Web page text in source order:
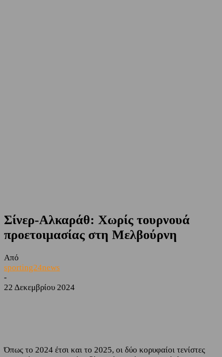
Σίνερ-Αλκαράθ: Χωρίς τουρνουά
προετοιμασίας στη Μελβούρνη
Από
sporting24news
-
22 Δεκεμβρίου 2024
Όπως το 2024 έτσι και το 2025, οι δύο κορυφαίοι τενίστες